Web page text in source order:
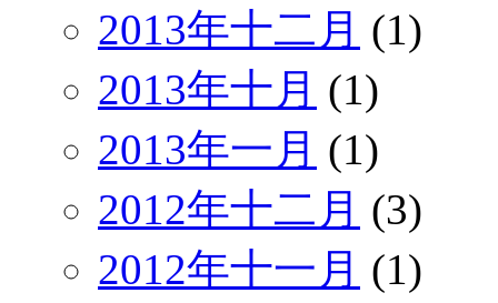
2013年十二月 (1)
2013年十月 (1)
2013年一月 (1)
2012年十二月 (3)
2012年十一月 (1)